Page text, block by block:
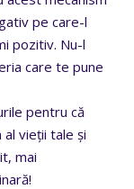
pe care-l
pozitiv. Nu-l
care te pune
pentru că
vieții tale și
mai